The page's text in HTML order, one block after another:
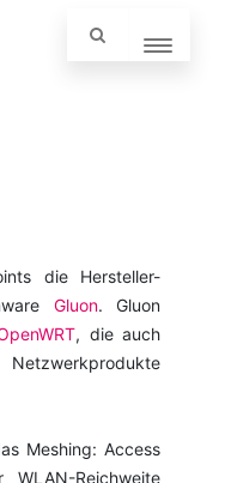
die Hersteller-
Gluon. Gluon
, die auch
Meshing: Access
Reichweite